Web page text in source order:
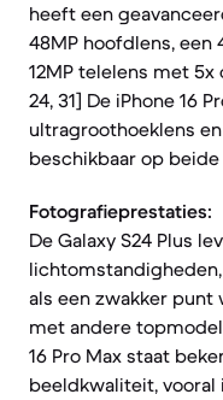
heeft een
48MP hoofdlens, een
12MP telelens met 5x
24, 31] De iPhone 16
ultragroothoeklens
beschikbaar op beide
Fotografieprestaties:
De Galaxy S24 Plus
als een zwakker
met andere
16 Pro Max staat
beeldkwaliteit,